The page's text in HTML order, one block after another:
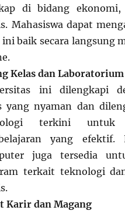
di bidang
Mahasiswa dapat
ini baik secara langsung
Kelas dan Laboratorium
ini dilengkapi
yang nyaman dan
terkini untuk
yang efektif.
juga tersedia
terkait teknologi
Karir dan Magang